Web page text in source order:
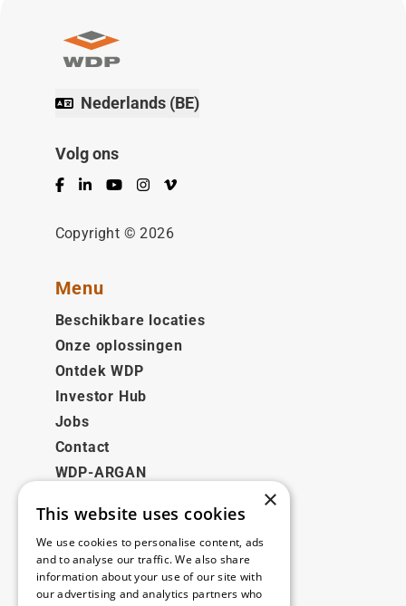
Nederlands (BE)
Volg ons
Facebook
LinkedInYouTubeInstagram
Vimeo
Copyright © 2026
Menu
Beschikbare locaties
Onze oplossingen
Ontdek WDP
Investor Hub
Jobs
Contact
WDP-ARGAN
Juridisch
Disclaimer
Privacybeleid
×
This website uses cookies
We use cookies to personalise content, ads
and to analyse our traffic. We also share
information about your use of our site with
our advertising and analytics partners who